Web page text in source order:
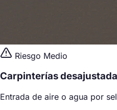
Riesgo Medio
Carpinterías
Entrada de aire o agua por